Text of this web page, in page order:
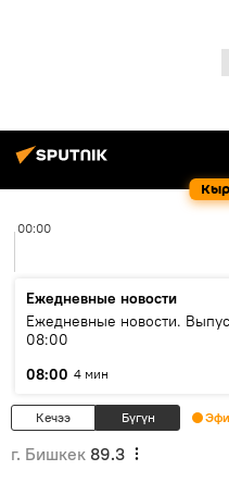
00:00
Ежедневные новости
Ежедневные новости.
08:00
08:00 4 мин
Кечээ Бүгүн
г. Бишкек 89.3